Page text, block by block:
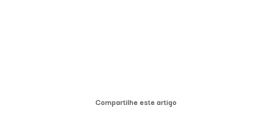
Compartilhe este artigo